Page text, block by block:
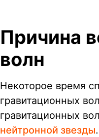
Причина
волн
Некоторое время
гравитационных
гравитационных
нейтронной звезды